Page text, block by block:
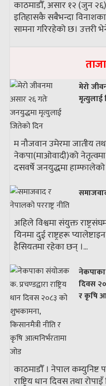
काठमाडौँ, असार १२ (जुन
इतिहासकै सबैभन्दा
सामना गरिरहेको छ। उत्तरी
मेरो
मृत्युलाई
म नौजवान उमेरमा जातीय
नेकपा(माओवादी)को
दसवर्षे जनयुद्धमा
अहिले विश्वमा संयुक्त
यिनमा दुई राष्ट्रहरू
हैसियतमा रहेका छन् ।...
नेकपाका
दिवस
र कृषि
काठमाडौँ । नेपाल कम्युनिष्ट
राष्ट्रिय धान दिवस तथा